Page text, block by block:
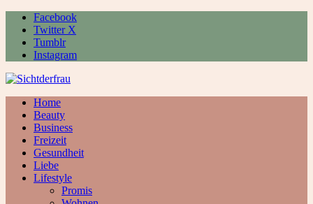
Facebook
Twitter X
Tumblr
Instagram
Home
Beauty
Business
Freizeit
Gesundheit
Liebe
Lifestyle
Promis